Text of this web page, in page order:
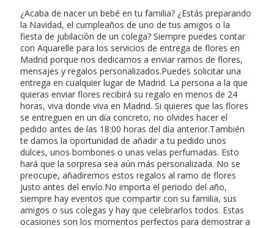
¿Acaba de nacer un bebé en tu familia? ¿Estás preparando
la Navidad, el cumpleaños de uno de tus amigos o la
fiesta de jubilación de un colega? Siempre puedes contar
con Aquarelle para los servicios de entrega de flores en
Madrid porque nos dedicamos a enviar ramos de flores,
mensajes y regalos personalizados.Puedes solicitar una
entrega en cualquier lugar de Madrid. La persona a la que
quieras enviar flores recibirá su regalo en menos de 24
horas, viva donde viva en Madrid. Si quieres que las flores
se entreguen en un día concreto, no olvides hacer el
pedido antes de las 18:00 horas del día anterior.También
te damos la oportunidad de añadir a tu pedido unos
dulces, unos bombones o unas velas perfumadas. Esto
hará que la sorpresa sea aún más personalizada. No se
preocupe, añadiremos estos regalos al ramo de flores
justo antes del envío.No importa el periodo del año,
siempre hay eventos que compartir con su familia, sus
amigos o sus colegas y hay que celebrarlos todos. Estas
ocasiones son los momentos perfectos para demostrar a